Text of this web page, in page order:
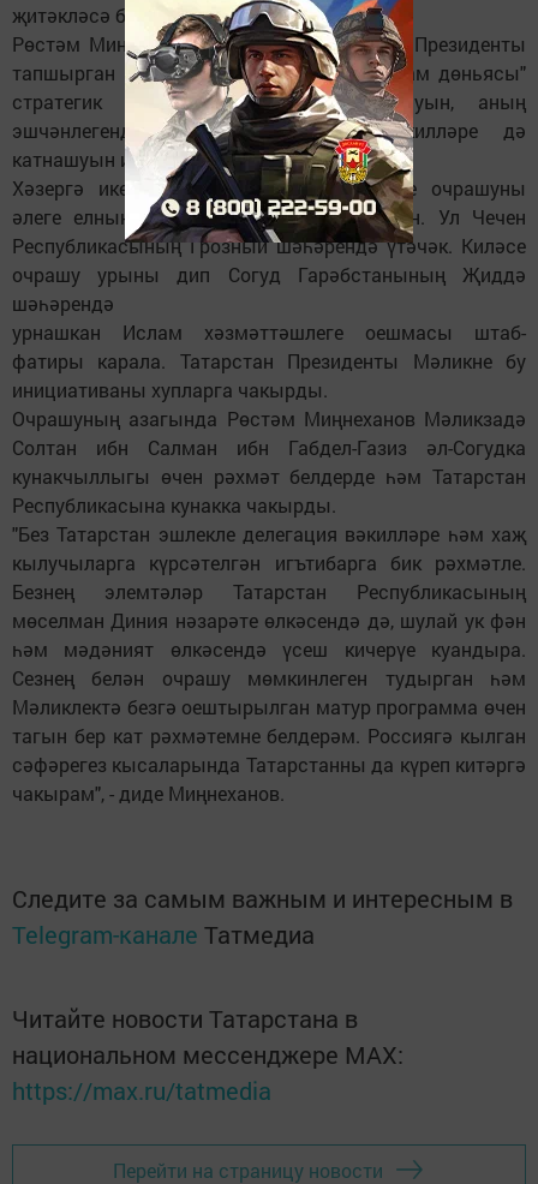
җитәкләсә бик шат булыр идек", - диде ул.
Рөстәм Миңнеханов Россия Федерациясе Президенты
тапшырган йөкләмә буенча "Россия - ислам дөньясы"
стратегик караш төркеме рәисе булуын, аның
эшчәнлегендә Согуд Гарәбстаны вәкилләре дә
катнашуын искәртте.
Хәзергә ике утырыш үткәрелгән. Киләсе очрашуны
әлеге елның май аенда уздыру каралган. Ул Чечен
Республикасының Грозный шәһәрендә үтәчәк. Киләсе
очрашу урыны дип Согуд Гарәбстанының Җиддә
шәһәрендә
урнашкан Ислам хәзмәттәшлеге оешмасы штаб-
фатиры карала. Татарстан Президенты Мәликне бу
инициативаны хупларга чакырды.
Очрашуның азагында Рөстәм Миңнеханов Мәликзадә
Солтан ибн Салман ибн Габдел-Газиз әл-Согудка
кунакчыллыгы өчен рәхмәт белдерде һәм Татарстан
Республикасына кунакка чакырды.
"Без Татарстан эшлекле делегация вәкилләре һәм хаҗ
кылучыларга күрсәтелгән игътибарга бик рәхмәтле.
Безнең элемтәләр Татарстан Республикасының
мөселман Диния нәзарәте өлкәсендә дә, шулай ук фән
һәм мәдәният өлкәсендә үсеш кичерүе куандыра.
Сезнең белән очрашу мөмкинлеген тудырган һәм
Мәликлектә безгә оештырылган матур программа өчен
тагын бер кат рәхмәтемне белдерәм. Россиягә кылган
сәфәрегез кысаларында Татарстанны да күреп китәргә
чакырам", - диде Миңнеханов.
Следите за самым важным и интересным в
Telegram-канале Татмедиа
Читайте новости Татарстана в
национальном мессенджере MАХ:
https://max.ru/tatmedia
Перейти на страницу новости